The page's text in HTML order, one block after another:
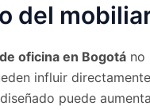
del
oficina en Bogotá no
influir
puede